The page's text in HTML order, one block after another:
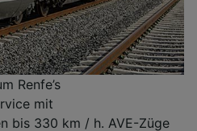
Renfe’s
mit
bis 330 km / h. AVE-Züge